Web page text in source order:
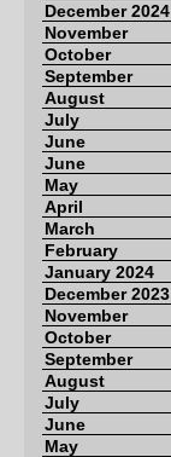
December 2024
November
October
September
August
July
June
June
May
April
March
February
January 2024
December 2023
November
October
September
August
July
June
May